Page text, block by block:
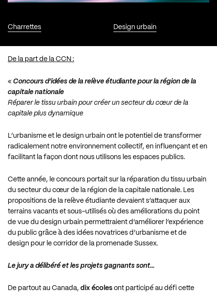
Charrettes Design urbain
De la part de la CCN :
« Concours d’idées de la relève étudiante pour la région de la
capitale nationale
Réparer le tissu urbain pour créer un secteur du cœur de la
capitale plus dynamique
L’urbanisme et le design urbain ont le potentiel de transformer
radicalement notre environnement collectif, en influençant et en
facilitant la façon dont nous utilisons les espaces publics.
Cette année, le concours portait sur la réparation du tissu urbain
du secteur du cœur de la région de la capitale nationale. Les
propositions de la relève étudiante devaient s’attaquer aux
terrains vacants et sous-utilisés où des améliorations du point
de vue du design urbain permettraient d’améliorer l’expérience
du public grâce à des idées novatrices d’urbanisme et de
design pour le corridor de la promenade Sussex.
Le jury a délibéré et les projets gagnants sont…
De partout au Canada, dix écoles ont participé au défi cette